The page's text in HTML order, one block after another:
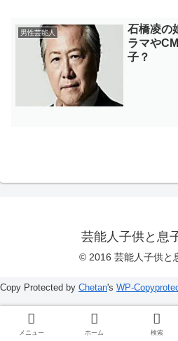
男性芸能人
石橋凌の
ラマや
子？
芸能人子供と息
© 2016 芸能人子供と
メニュー ホーム 検索
Copy Protected by Chetan's WP-